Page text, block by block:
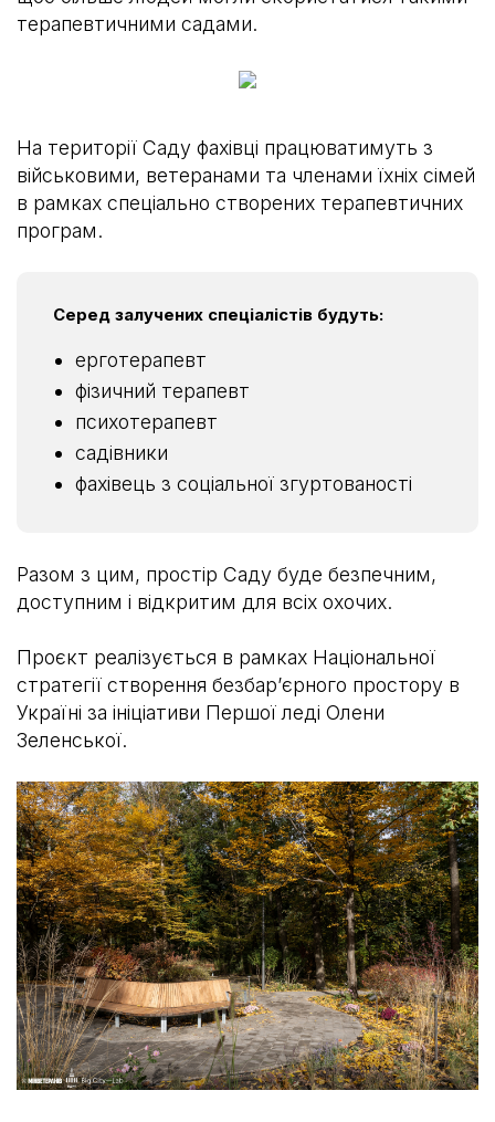
терапевтичними садами.
На території Саду фахівці працюватимуть з
військовими, ветеранами та членами їхніх сімей
в рамках спеціально створених терапевтичних
програм.
Серед залучених спеціалістів будуть:
ерготерапевт
фізичний терапевт
психотерапевт
садівники
фахівець з соціальної згуртованості
Разом з цим, простір Саду буде безпечним,
доступним і відкритим для всіх охочих.
Проєкт реалізується в рамках Національної
стратегії створення безбарʼєрного простору в
Україні за ініціативи Першої леді Олени
Зеленської.